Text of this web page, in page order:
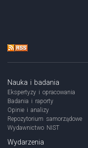
Nauka i badania
Ekspertyzy i opracowania
Badania i raporty
Opinie i analizy
Repozytorium samorządowe
Wydawnictwo NIST
Wydarzenia